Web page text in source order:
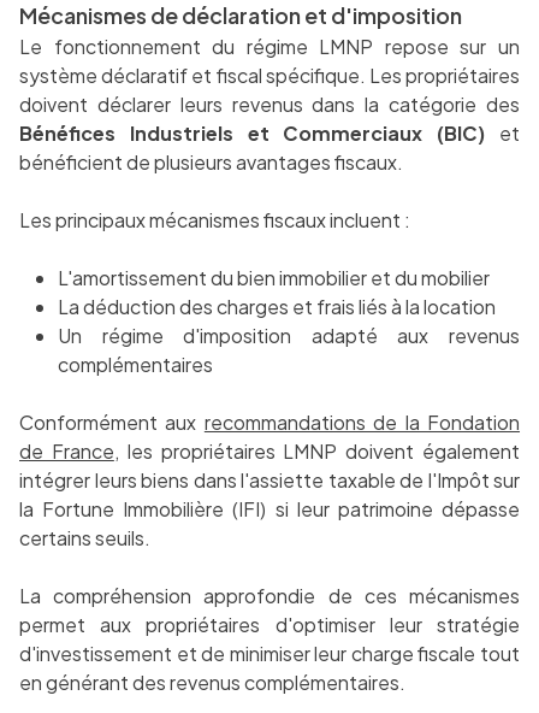
Mécanismes de déclaration et d'imposition
Le fonctionnement du régime LMNP repose sur un
système déclaratif et fiscal spécifique. Les propriétaires
doivent déclarer leurs revenus dans la catégorie des
Bénéfices Industriels et Commerciaux (BIC) et
bénéficient de plusieurs avantages fiscaux.
Les principaux mécanismes fiscaux incluent :
L'amortissement du bien immobilier et du mobilier
La déduction des charges et frais liés à la location
Un régime d'imposition adapté aux revenus
complémentaires
Conformément aux recommandations de la Fondation
de France, les propriétaires LMNP doivent également
intégrer leurs biens dans l'assiette taxable de l'Impôt sur
la Fortune Immobilière (IFI) si leur patrimoine dépasse
certains seuils.
La compréhension approfondie de ces mécanismes
permet aux propriétaires d'optimiser leur stratégie
d'investissement et de minimiser leur charge fiscale tout
en générant des revenus complémentaires.